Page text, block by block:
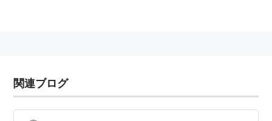
関連ブログ